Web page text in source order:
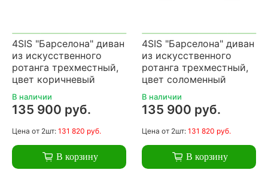
4SIS "Барселона" диван
из искусственного
ротанга трехместный,
цвет коричневый
В наличии
135 900 руб.
Цена от 2шт: 131 820 руб.
В корзину
4SIS "Барселона" диван
из искусственного
ротанга трехместный,
цвет соломенный
В наличии
135 900 руб.
Цена от 2шт: 131 820 руб.
В корзину